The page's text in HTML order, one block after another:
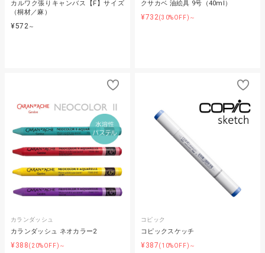
カルワク張りキャンバス【F】サイズ
（桐材／麻）
¥572 ～
クサカベ 油絵具 9号（40ml）
¥732(30%OFF)～
カランダッシュ
カランダッシュ ネオカラー2
¥388(20%OFF)～
コピック
コピックスケッチ
¥387(10%OFF)～